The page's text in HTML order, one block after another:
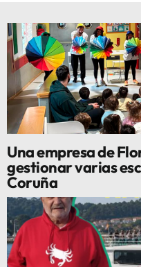
Una empresa de
gestionar varias
Coruña